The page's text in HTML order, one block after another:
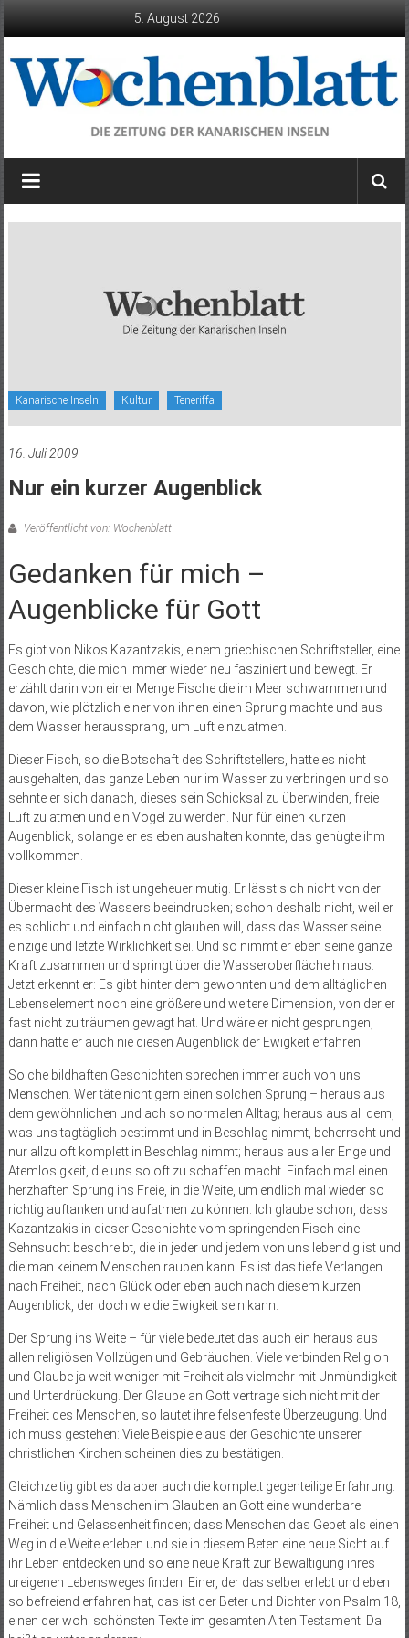
5. August 2026
Wochenblatt
die
Kanarische Inseln Kultur Teneriffa
16. Juli 2009
Nur ein kurzer Augenblick
Veröffentlicht von: Wochenblatt
Gedanken für mich –
Augenblicke für Gott
Es gibt von Nikos Kazantzakis, einem griechischen Schriftsteller, eine
Geschichte, die mich immer wieder neu fasziniert und bewegt. Er
erzählt darin von einer Menge Fische die im Meer schwammen und
davon, wie plötzlich einer von ihnen einen Sprung machte und aus
dem Wasser heraussprang, um Luft einzuatmen.
Dieser Fisch, so die Botschaft des Schriftstellers, hatte es nicht
ausgehalten, das ganze Leben nur im Wasser zu verbringen und so
sehnte er sich danach, dieses sein Schicksal zu überwinden, freie
Luft zu atmen und ein Vogel zu werden. Nur für einen kurzen
Augenblick, solange er es eben aushalten konnte, das genügte ihm
vollkommen.
Dieser kleine Fisch ist ungeheuer mutig. Er lässt sich nicht von der
Übermacht des Wassers beeindrucken; schon deshalb nicht, weil er
es schlicht und einfach nicht glauben will, dass das Wasser seine
einzige und letzte Wirklichkeit sei. Und so nimmt er eben seine ganze
Kraft zusammen und springt über die Wasseroberfläche hinaus.
Jetzt erkennt er: Es gibt hinter dem gewohnten und dem alltäglichen
Lebenselement noch eine größere und weitere Dimension, von der er
fast nicht zu träumen gewagt hat. Und wäre er nicht gesprungen,
dann hätte er auch nie diesen Augenblick der Ewigkeit erfahren.
Solche bildhaften Geschichten sprechen immer auch von uns
Menschen. Wer täte nicht gern einen solchen Sprung – heraus aus
dem gewöhnlichen und ach so normalen Alltag; heraus aus all dem,
was uns tagtäglich bestimmt und in Beschlag nimmt, beherrscht und
nur allzu oft komplett in Beschlag nimmt; heraus aus aller Enge und
Atemlosigkeit, die uns so oft zu schaffen macht. Einfach mal einen
herzhaften Sprung ins Freie, in die Weite, um endlich mal wieder so
richtig auftanken und aufatmen zu können. Ich glaube schon, dass
Kazantzakis in dieser Geschichte vom springenden Fisch eine
Sehnsucht beschreibt, die in jeder und jedem von uns lebendig ist und
die man keinem Menschen rauben kann. Es ist das tiefe Verlangen
nach Freiheit, nach Glück oder eben auch nach diesem kurzen
Augenblick, der doch wie die Ewigkeit sein kann.
Der Sprung ins Weite – für viele bedeutet das auch ein heraus aus
allen religiösen Vollzügen und Gebräuchen. Viele verbinden Religion
und Glaube ja weit weniger mit Freiheit als vielmehr mit Unmündigkeit
und Unterdrü­ckung. Der Glaube an Gott vertrage sich nicht mit der
Freiheit des Menschen, so lautet ihre felsenfeste Überzeugung. Und
ich muss gestehen: Viele Beispiele aus der Geschichte unserer
christlichen Kirchen scheinen dies zu bestätigen.
Gleichzeitig gibt es da aber auch die komplett gegenteilige Erfahrung.
Nämlich dass Menschen im Glauben an Gott eine wunderbare
Freiheit und Gelassenheit finden; dass Menschen das Gebet als einen
Weg in die Weite erleben und sie in diesem Beten eine neue Sicht auf
ihr Leben entdecken und so eine neue Kraft zur Bewältigung ihres
ureigenen Lebensweges finden. Einer, der das selber erlebt und eben
so befreiend erfahren hat, das ist der Beter und Dichter von Psalm 18,
einen der wohl schönsten Texte im gesamten Alten Testament. Da